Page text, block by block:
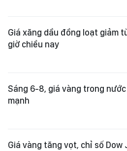
Giá xăng dầu đồng loạt giảm
giờ chiều nay
Sáng 6-8, giá vàng trong
mạnh
Giá vàng tăng vọt, chỉ số Dow